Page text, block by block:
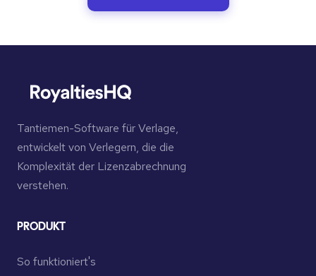
Tantiemen-Software für Verlage,
entwickelt von Verlegern, die die
Komplexität der Lizenzabrechnung
verstehen.
PRODUKT
So funktioniert's